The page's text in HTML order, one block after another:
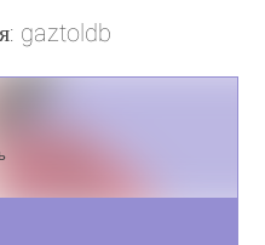
gaztoldb